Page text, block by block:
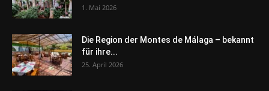
1. Mai 2026
Die Region der Montes de Málaga – bekannt
für ihre...
25. April 2026